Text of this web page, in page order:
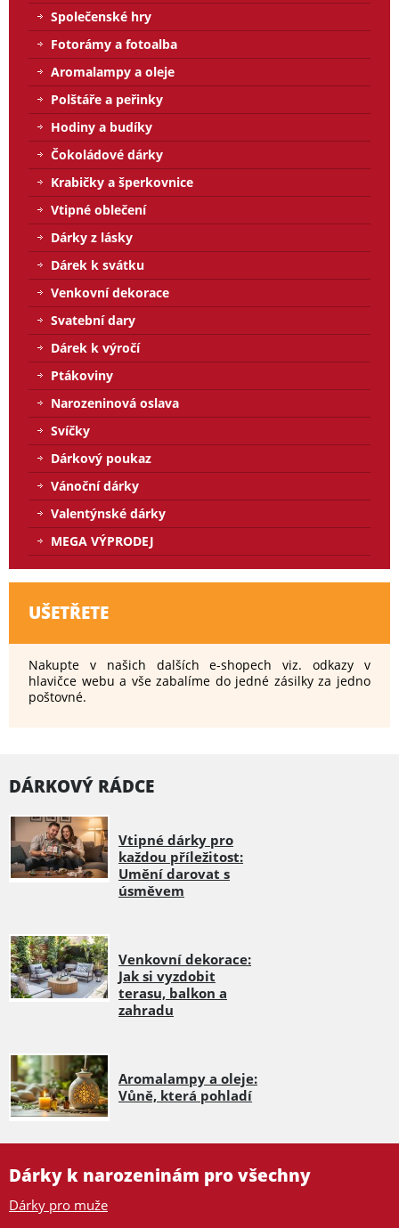
Společenské hry
Fotorámy a fotoalba
Aromalampy a oleje
Polštáře a peřinky
Hodiny a budíky
Čokoládové dárky
Krabičky a šperkovnice
Vtipné oblečení
Dárky z lásky
Dárek k svátku
Venkovní dekorace
Svatební dary
Dárek k výročí
Ptákoviny
Narozeninová oslava
Svíčky
Dárkový poukaz
Vánoční dárky
Valentýnské dárky
MEGA VÝPRODEJ
UŠETŘETE
Nakupte v našich dalších e-shopech viz. odkazy v
hlavičce webu a vše zabalíme do jedné zásilky za jedno
poštovné.
DÁRKOVÝ RÁDCE
Vtipné dárky pro
každou příležitost:
Umění darovat s
úsměvem
Venkovní dekorace:
Jak si vyzdobit
terasu, balkon a
zahradu
Aromalampy a oleje:
Vůně, která pohladí
Dárky k narozeninám pro všechny
Dárky pro muže